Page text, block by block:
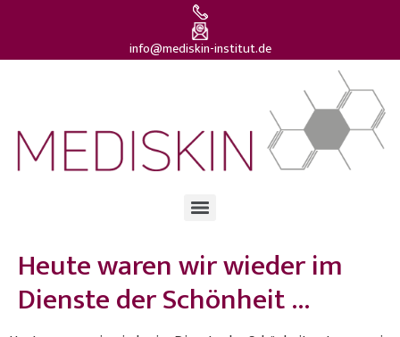
info@mediskin-institut.de
Heute waren wir wieder im
Dienste der Schönheit …